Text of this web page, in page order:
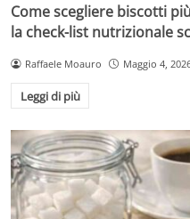
Come scegliere biscotti
la check-list nutrizionale
Raffaele Moauro Maggio 4,
Leggi di più